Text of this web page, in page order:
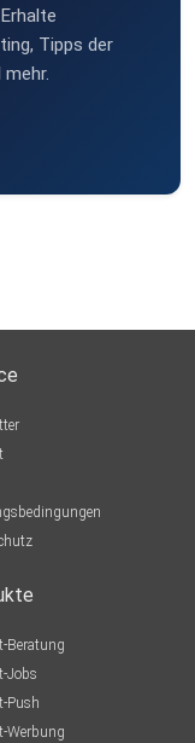
Tipps der
Beratung
Jobs
Push
Werbung